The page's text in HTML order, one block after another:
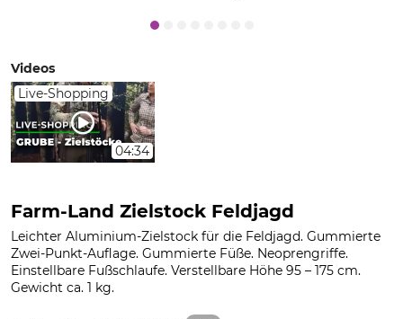
Videos
Live-Shopping
04:34
Farm-Land Zielstock Feldjagd
Leichter Aluminium-Zielstock für die Feldjagd. Gummierte
Zwei-Punkt-Auflage. Gummierte Füße. Neoprengriffe.
Einstellbare Fußschlaufe. Verstellbare Höhe 95 – 175 cm.
Gewicht ca. 1 kg.